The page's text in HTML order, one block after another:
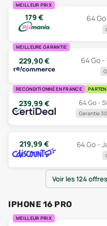
MEILLEUR PRIX
179 € 64
MEILLEURE GARANTIE
229,90€ 64 Go
RECONDITIONNÉ EN FRANCE
239,99 € 64 Go -
Garantie
219,99 € 64 Go -
Voir les 124
IPHONE 16 PRO
MEILLEUR PRIX